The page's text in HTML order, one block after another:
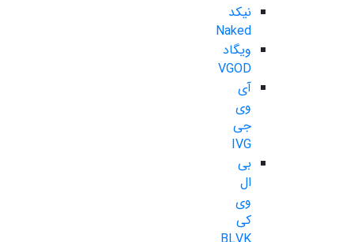
نیکد
Naked
ویگاد
VGOD
آی
وی
جی
IVG
بی
ال
وی
کی